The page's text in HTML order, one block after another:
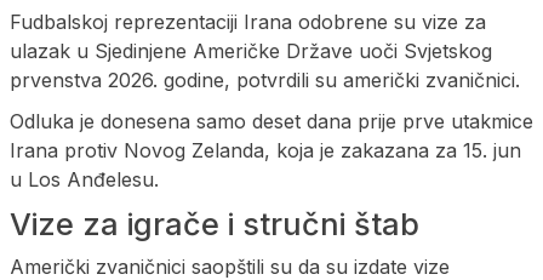
Fudbalskoj reprezentaciji Irana odobrene su vize za
ulazak u Sjedinjene Američke Države uoči Svjetskog
prvenstva 2026. godine, potvrdili su američki zvaničnici.
Odluka je donesena samo deset dana prije prve utakmice
Irana protiv Novog Zelanda, koja je zakazana za 15. jun
u Los Anđelesu.
Vize za igrače i stručni štab
Američki zvaničnici saopštili su da su izdate vize